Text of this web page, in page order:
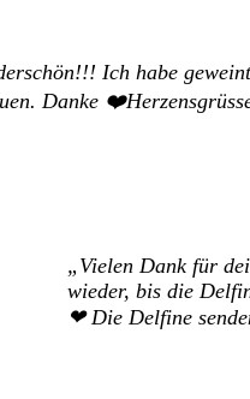
Ich habe
Danke
Vielen Dank für
wieder, bis die
❤ Die Delfine